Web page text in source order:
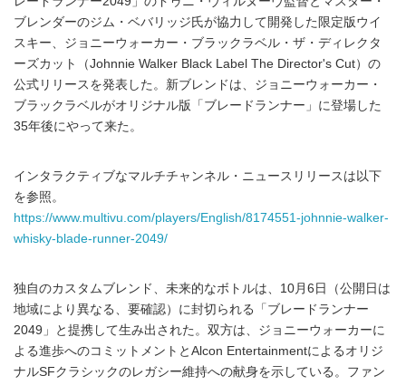
ブレンダーのジム・ベバリッジ氏が協力して開発した限定版ウイ
スキー、ジョニーウォーカー・ブラックラベル・ザ・ディレクタ
ーズカット（Johnnie Walker Black Label The Director's Cut）の
公式リリースを発表した。新ブレンドは、ジョニーウォーカー・
ブラックラベルがオリジナル版「ブレードランナー」に登場した
35年後にやって来た。
インタラクティブなマルチチャンネル・ニュースリリースは以下
を参照。
https://www.multivu.com/players/English/8174551-johnnie-walker-
whisky-blade-runner-2049/
独自のカスタムブレンド、未来的なボトルは、10月6日（公開日は
地域により異なる、要確認）に封切られる「ブレードランナー
2049」と提携して生み出された。双方は、ジョニーウォーカーに
よる進歩へのコミットメントとAlcon Entertainmentによるオリジ
ナルSFクラシックのレガシー維持への献身を示している。ファン